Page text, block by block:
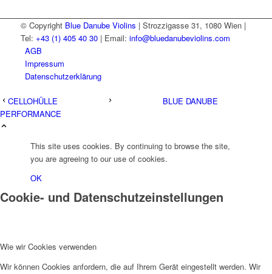
© Copyright Blue Danube Violins | Strozzigasse 31, 1080 Wien |
Tel: +43 (1) 405 40 30| Email: info@bluedanubeviolins.com
AGB
Impressum
Datenschutzerklärung
CELLOHÜLLE
BLUE DANUBE
PERFORMANCE
This site uses cookies. By continuing to browse the site,
you are agreeing to our use of cookies.
OK
Cookie- und Datenschutzeinstellungen
Wie wir Cookies verwenden
Wir können Cookies anfordern, die auf Ihrem Gerät eingestellt werden. Wir